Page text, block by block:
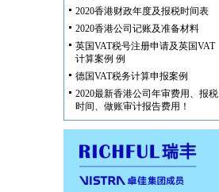
2020香港财政年度及报税时间表
2020香港公司记账及准备材料
英国VAT税号注册申请及英国VAT
计算案例 例
德国VAT税务计算申报案例
2020最新香港公司年审费用、报税
时间、做账审计报告费用！